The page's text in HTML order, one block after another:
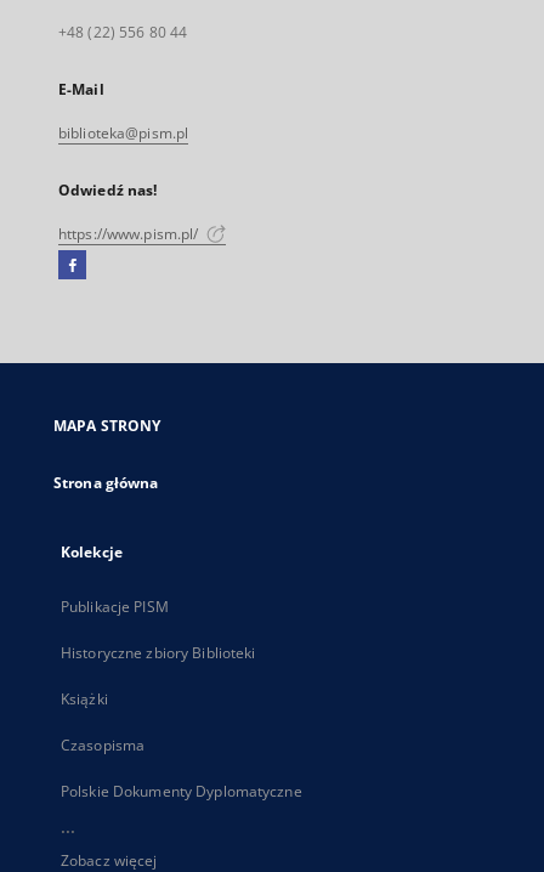
+48 (22) 556 80 44
E-Mail
biblioteka@pism.pl
Odwiedź nas!
https://www.pism.pl/
Facebook
się
karcie
MAPA STRONY
Strona główna
Kolekcje
Publikacje PISM
Historyczne zbiory Biblioteki
Książki
Czasopisma
Polskie Dokumenty Dyplomatyczne
...
Zobacz więcej